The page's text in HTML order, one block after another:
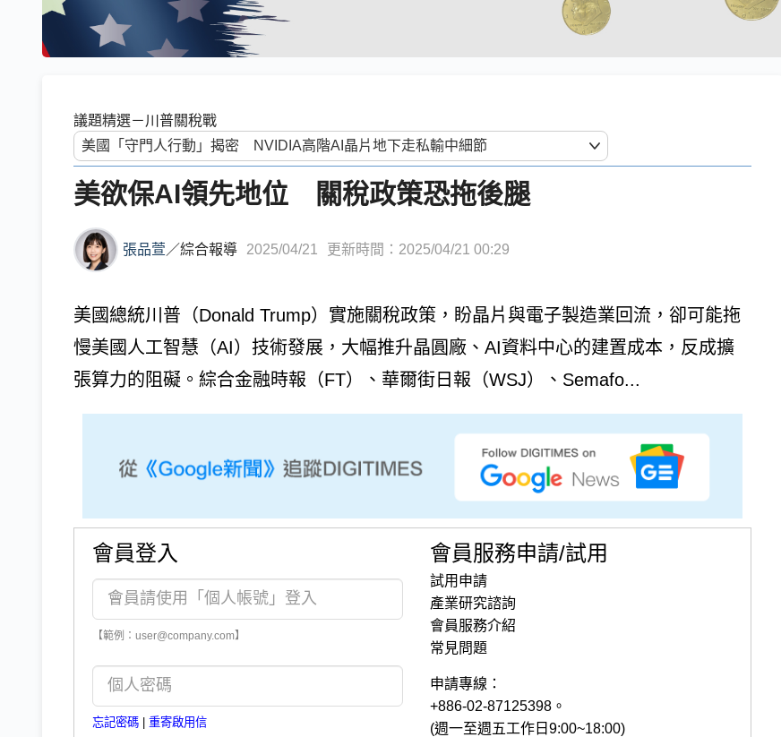
議題精選－川普關稅戰
美欲保AI領先地位 關稅政策恐拖後腿
張品萱 ／綜合報導 2025/04/21 更新時間：2025/04/21 00:29
美國總統川普（Donald Trump）實施關稅政策，盼晶片與電子製造業回流，卻可能拖
慢美國人工智慧（AI）技術發展，大幅推升晶圓廠、AI資料中心的建置成本，反成擴
張算力的阻礙。綜合金融時報（FT）、華爾街日報（WSJ）、Semafo...
會員登入
【範例：user@company.com】
忘記密碼 | 重寄啟用信
會員服務申請/試用
試用申請
產業研究諮詢
會員服務介紹
常見問題
申請專線：
+886-02-87125398。
(週一至週五工作日9:00~18:00)